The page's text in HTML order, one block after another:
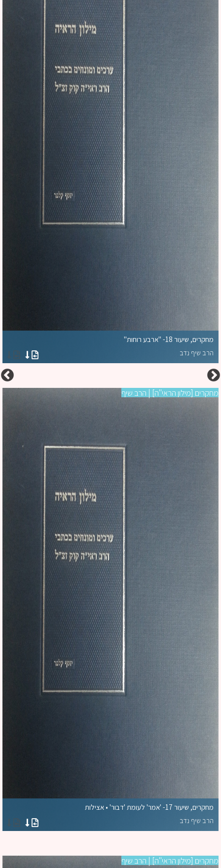
מחקרים, שיעור 18- "ארבע רוחות"
הרב שיף נדב
[מילון הראי''ה] | הרב שיף
מחקרים, שיעור 17- 'אמר' לעומת 'דבור' • אצילות
הרב שיף נדב
[מילון הראי''ה] | הרב שיף